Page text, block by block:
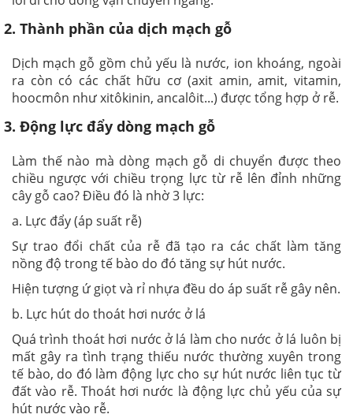
2. Thành phần của dịch mạch gỗ
Dịch mạch gỗ gồm chủ yếu là nước, ion khoáng, ngoài
ra còn có các chất hữu cơ (axit amin, amit, vitamin,
hoocmôn như xitôkinin, ancalôit...) được tổng hợp ở rễ.
3. Động lực đẩy dòng mạch gỗ
Làm thế nào mà dòng mạch gỗ di chuyển được theo
chiều ngược với chiều trọng lực từ rễ lên đỉnh những
cây gỗ cao? Điều đó là nhờ 3 lực:
a. Lực đẩy (áp suất rễ)
Sự trao đổi chất của rễ đã tạo ra các chất làm tăng
nồng độ trong tế bào do đó tăng sự hút nước.
Hiện tượng ứ giọt và rỉ nhựa đều do áp suất rễ gây nên.
b. Lực hút do thoát hơi nước ở lá
Quá trình thoát hơi nước ở lá làm cho nước ở lá luôn bị
mất gây ra tình trạng thiếu nước thường xuyên trong
tế bào, do đó làm động lực cho sự hút nước liên tục từ
đất vào rễ. Thoát hơi nước là động lực chủ yếu của sự
hút nước vào rễ.